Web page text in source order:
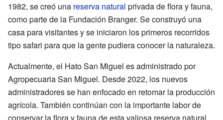
1982, se creó una reserva natural privada de flora y fauna,
como parte de la Fundación Branger. Se construyó una
casa para visitantes y se iniciaron los primeros recorridos
tipo safari para que la gente pudiera conocer la naturaleza.
Actualmente, el Hato San Miguel es administrado por
Agropecuaria San Miguel. Desde 2022, los nuevos
administradores se han enfocado en retomar la producción
agrícola. También continúan con la importante labor de